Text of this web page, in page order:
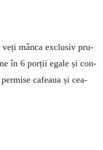
veți mânca exclusiv pru­
în 6 porții egale și con­
cafeaua și cea­